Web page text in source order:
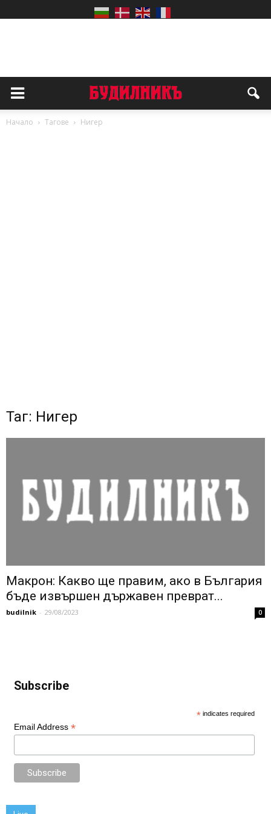
Начало Тагове Нигер
Таг: Нигер
Макрон: Какво ще правим, ако в България
бъде извършен държавен преврат...
budilnik - 29/08/2023 0
Subscribe
* indicates required
Email Address *